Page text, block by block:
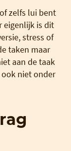
zelfs lui bent
eigenlijk is dit
stress of
taken maar
aan de taak
niet onder